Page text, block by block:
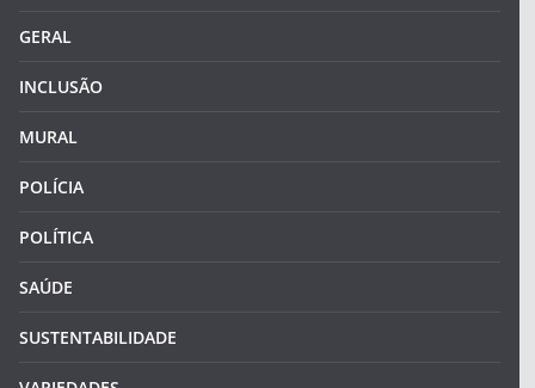
GERAL
INCLUSÃO
MURAL
POLÍCIA
POLÍTICA
SAÚDE
SUSTENTABILIDADE